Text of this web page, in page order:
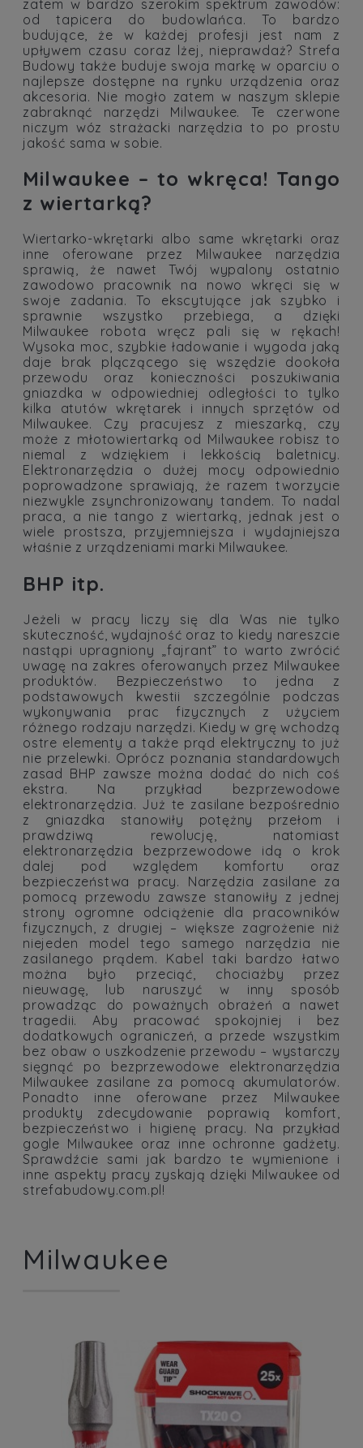
zatem w bardzo szerokim spektrum zawodów:
od tapicera do budowlańca. To bardzo
budujące, że w każdej profesji jest nam z
upływem czasu coraz lżej, nieprawdaż? Strefa
Budowy także buduje swoja markę w oparciu o
najlepsze dostępne na rynku urządzenia oraz
akcesoria. Nie mogło zatem w naszym sklepie
zabraknąć narzędzi Milwaukee. Te czerwone
niczym wóz strażacki narzędzia to po prostu
jakość sama w sobie.
Milwaukee – to wkręca! Tango
z wiertarką?
Wiertarko-wkrętarki albo same wkrętarki oraz
inne oferowane przez Milwaukee narzędzia
sprawią, że nawet Twój wypalony ostatnio
zawodowo pracownik na nowo wkręci się w
swoje zadania. To ekscytujące jak szybko i
sprawnie wszystko przebiega, a dzięki
Milwaukee robota wręcz pali się w rękach!
Wysoka moc, szybkie ładowanie i wygoda jaką
daje brak plączącego się wszędzie dookoła
przewodu oraz konieczności poszukiwania
gniazdka w odpowiedniej odległości to tylko
kilka atutów wkrętarek i innych sprzętów od
Milwaukee. Czy pracujesz z mieszarką, czy
może z młotowiertarką od Milwaukee robisz to
niemal z wdziękiem i lekkością baletnicy.
Elektronarzędzia o dużej mocy odpowiednio
poprowadzone sprawiają, że razem tworzycie
niezwykle zsynchronizowany tandem. To nadal
praca, a nie tango z wiertarką, jednak jest o
wiele prostsza, przyjemniejsza i wydajniejsza
właśnie z urządzeniami marki Milwaukee.
BHP itp.
Jeżeli w pracy liczy się dla Was nie tylko
skuteczność, wydajność oraz to kiedy nareszcie
nastąpi upragniony „fajrant” to warto zwrócić
uwagę na zakres oferowanych przez Milwaukee
produktów. Bezpieczeństwo to jedna z
podstawowych kwestii szczególnie podczas
wykonywania prac fizycznych z użyciem
różnego rodzaju narzędzi. Kiedy w grę wchodzą
ostre elementy a także prąd elektryczny to już
nie przelewki. Oprócz poznania standardowych
zasad BHP zawsze można dodać do nich coś
ekstra. Na przykład bezprzewodowe
elektronarzędzia. Już te zasilane bezpośrednio
z gniazdka stanowiły potężny przełom i
prawdziwą rewolucję, natomiast
elektronarzędzia bezprzewodowe idą o krok
dalej pod względem komfortu oraz
bezpieczeństwa pracy. Narzędzia zasilane za
pomocą przewodu zawsze stanowiły z jednej
strony ogromne odciążenie dla pracowników
fizycznych, z drugiej – większe zagrożenie niż
niejeden model tego samego narzędzia nie
zasilanego prądem. Kabel taki bardzo łatwo
można było przeciąć, chociażby przez
nieuwagę, lub naruszyć w inny sposób
prowadząc do poważnych obrażeń a nawet
tragedii. Aby pracować spokojniej i bez
dodatkowych ograniczeń, a przede wszystkim
bez obaw o uszkodzenie przewodu – wystarczy
sięgnąć po bezprzewodowe elektronarzędzia
Milwaukee zasilane za pomocą akumulatorów.
Ponadto inne oferowane przez Milwaukee
produkty zdecydowanie poprawią komfort,
bezpieczeństwo i higienę pracy. Na przykład
gogle Milwaukee oraz inne ochronne gadżety.
Sprawdźcie sami jak bardzo te wymienione i
inne aspekty pracy zyskają dzięki Milwaukee od
strefabudowy.com.pl!
Milwaukee